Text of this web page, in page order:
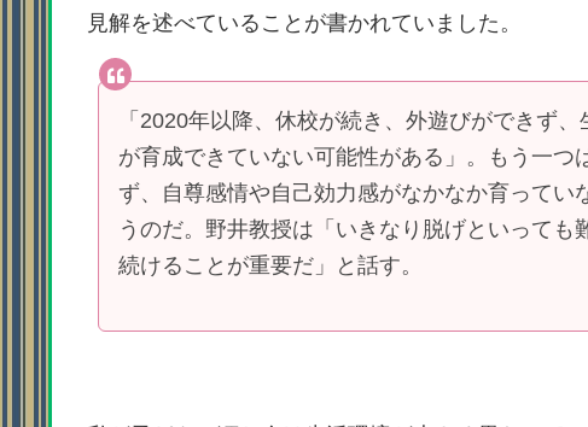
見解を述べていることが書かれていました。
「2020年以降、休校が続き、外遊びができず
が育成できていない可能性がある」。もう一
ず、自尊感情や自己効力感がなかなか育って
うのだ。野井教授は「いきなり脱げといって
続けることが重要だ」と話す。